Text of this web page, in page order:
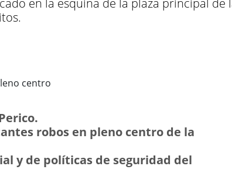
en la esquina de la plaza principal de
robos en pleno centro de la
y de políticas de seguridad del